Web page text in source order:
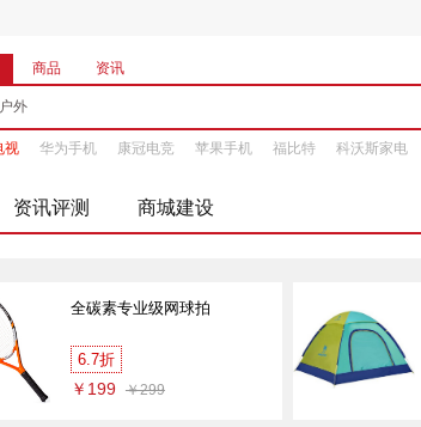
商品 资讯
视 华为手机 康冠电竞 苹果手机 福比特 科沃斯家电
资讯评测 商城建设
全碳素专业级网球拍
6.7折
￥199 ￥299